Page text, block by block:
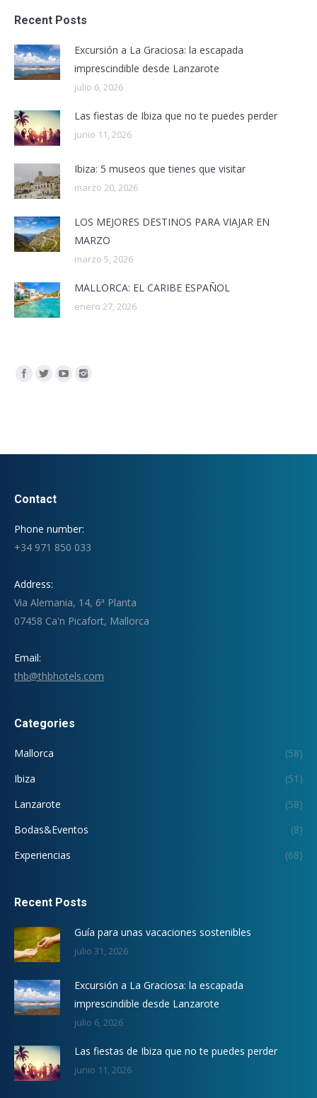
Recent Posts
Excursión a La Graciosa: la escapada
imprescindible desde Lanzarote
julio 6, 2026
Las fiestas de Ibiza que no te puedes perder
junio 11, 2026
Ibiza: 5 museos que tienes que visitar
marzo 20, 2026
LOS MEJORES DESTINOS PARA VIAJAR EN
MARZO
marzo 5, 2026
MALLORCA: EL CARIBE ESPAÑOL
enero 27, 2026
Encuéntranos en:
Contact
Phone number:
+34 971 850 033
Address:
Via Alemania, 14, 6ª Planta
07458 Ca'n Picafort, Mallorca
Email:
thb@thbhotels.com
Categories
Mallorca
(58)
Ibiza
(51)
Lanzarote
(58)
Bodas&Eventos
(8)
Experiencias
(68)
Recent Posts
Guía para unas vacaciones sostenibles
julio 31, 2026
Excursión a La Graciosa: la escapada
imprescindible desde Lanzarote
julio 6, 2026
Las fiestas de Ibiza que no te puedes perder
junio 11, 2026